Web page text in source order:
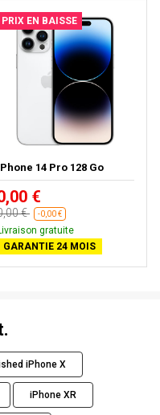
PRIX EN BAISSE
14 Pro 128 Go
€
€ -0,00 €
gratuite
GARANTIE 24 MOIS
iPhone X
iPhone XR